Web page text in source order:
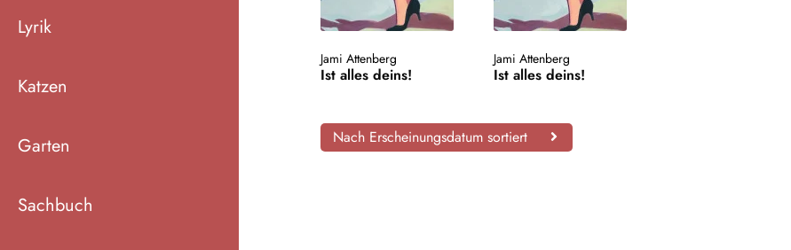
Lyrik
Katzen
Garten
Sachbuch
Jami Attenberg
Ist alles deins!
Jami Attenberg
Ist alles deins!
Nach Erscheinungsdatum sortiert